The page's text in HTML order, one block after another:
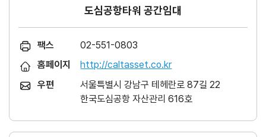
도심공항타워 공간임대
팩스
02-551-0803
홈페이지
http://caltasset.co.kr
우편
서울특별시 강남구 테헤란로 87길 22
한국도심공항 자산관리 616호